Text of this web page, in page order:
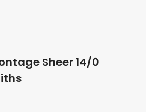
Sheer 14/0